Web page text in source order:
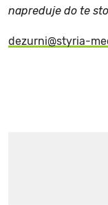
napreduje do te
dezurni@styria-